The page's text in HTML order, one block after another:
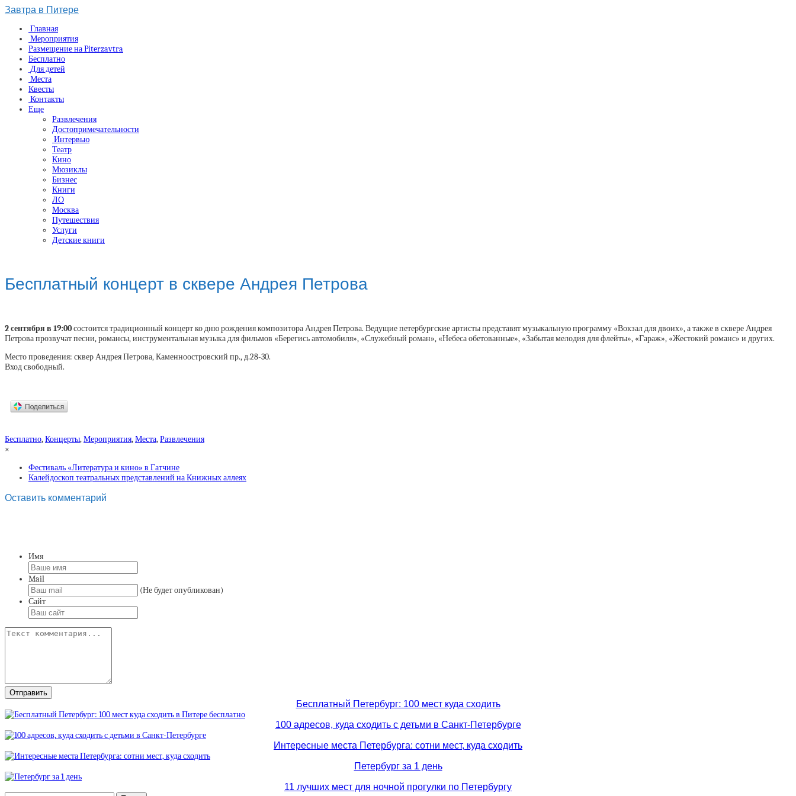
Завтра в Питере
Главная
Мероприятия
Размещение на Piterzavtra
Бесплатно
Для детей
Места
Квесты
Контакты
Еще
Развлечения
Достопримечательности
Интервью
Театр
Кино
Мюзиклы
Бизнес
Книги
ЛО
Москва
Путешествия
Услуги
Детские книги
Бесплатный концерт в сквере Андрея Петрова
2 сентября в 19:00состоится традиционный концерт ко дню рождения композитора Андрея Петрова. Ведущие петербургские артисты представят музыкальную программу «Вокзал для двоих», а также в сквере Андрея
Петрова прозвучат песни, романсы, инструментальная музыка для фильмов «Берегись автомобиля», «Служебный роман», «Небеса обетованные», «Забытая мелодия для флейты», «Гараж», «Жестокий романс» и других.
Место проведения: сквер Андрея Петрова, Каменноостровский пр., д.28-30.
Вход свободный.
Бесплатно,Концерты,Мероприятия,Места,Развлечения
×
Фестиваль «Литература и кино» в Гатчине
Калейдоскоп театральных представлений на Книжных аллеях
Оставить комментарий
Имя
Mail
(Не будет опубликован)
Сайт
Бесплатный Петербург: 100 мест куда сходить
100 адресов, куда сходить с детьми в Санкт-Петербурге
Интересные места Петербурга: сотни мест, куда сходить
Петербург за 1 день
11 лучших мест для ночной прогулки по Петербургу